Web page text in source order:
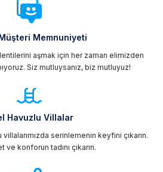
Memnuniyeti
aşmak için her zaman elimizden
Siz mutluysanız, biz mutluyuz!
Havuzlu Villalar
serinlemenin keyfini çıkarın.
ve konforun tadını çıkarın.